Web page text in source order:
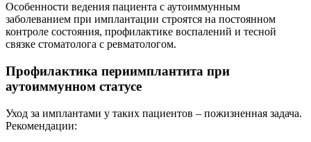
Особенности ведения пациента с аутоиммунным
заболеванием при имплантации строятся на постоянном
контроле состояния, профилактике воспалений и тесной
связке стоматолога с ревматологом.
Профилактика периимплантита при
аутоиммунном статусе
Уход за имплантами у таких пациентов – пожизненная задача.
Рекомендации: